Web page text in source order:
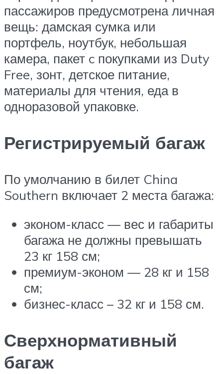
пассажиров предусмотрена личная
вещь: дамская сумка или
портфель, ноутбук, небольшая
камера, пакет c покупками из Duty
Free, зонт, детское питание,
материалы для чтения, еда в
одноразовой упаковке.
Регистрируемый багаж
По умолчанию в билет China
Southern включает 2 места багажа:
эконом-класс — вес и габариты
багажа не должны превышать
23 кг 158 см;
премиум-эконом — 28 кг и 158
см;
бизнес-класс – 32 кг и 158 см.
Сверхнормативный
багаж